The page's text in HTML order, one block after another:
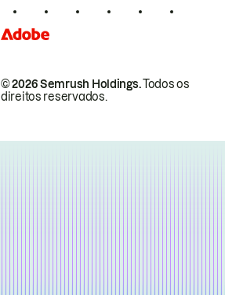
© 2026 Semrush Holdings.Todos os
direitos reservados.